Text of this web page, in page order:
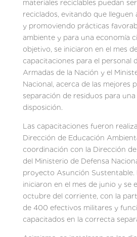
materiales reciclables puedan
reciclados, evitando que lleguen
y promoviendo prácticas
ambiente y para una economía
objetivo, se iniciaron en el mes
capacitaciones para el personal
Armadas de la Nación y el
Nacional, acerca de las mejores
separación de residuos para
disposición.
Las capacitaciones fueron
Dirección de Educación
coordinación con la Dirección
del Ministerio de Defensa
proyecto Asunción Sustentable.
iniciaron en el mes de junio y se
octubre del corriente, con la
de 400 efectivos militares y
capacitados en la correcta